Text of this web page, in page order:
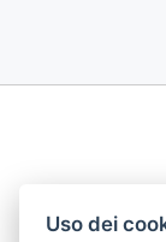
Uso dei